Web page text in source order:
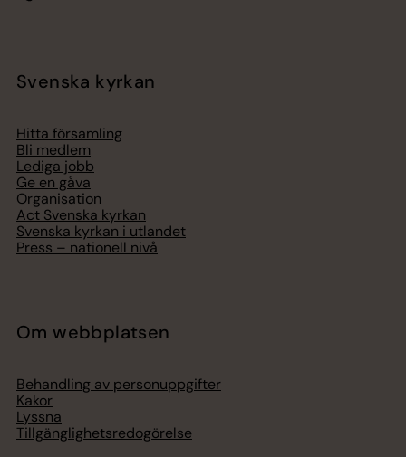
Svenska kyrkan
Hitta församling
Bli medlem
Lediga jobb
Ge en gåva
Organisation
Act Svenska kyrkan
Svenska kyrkan i utlandet
Press – nationell nivå
Om webbplatsen
Behandling av personuppgifter
Kakor
Lyssna
Tillgänglighetsredogörelse